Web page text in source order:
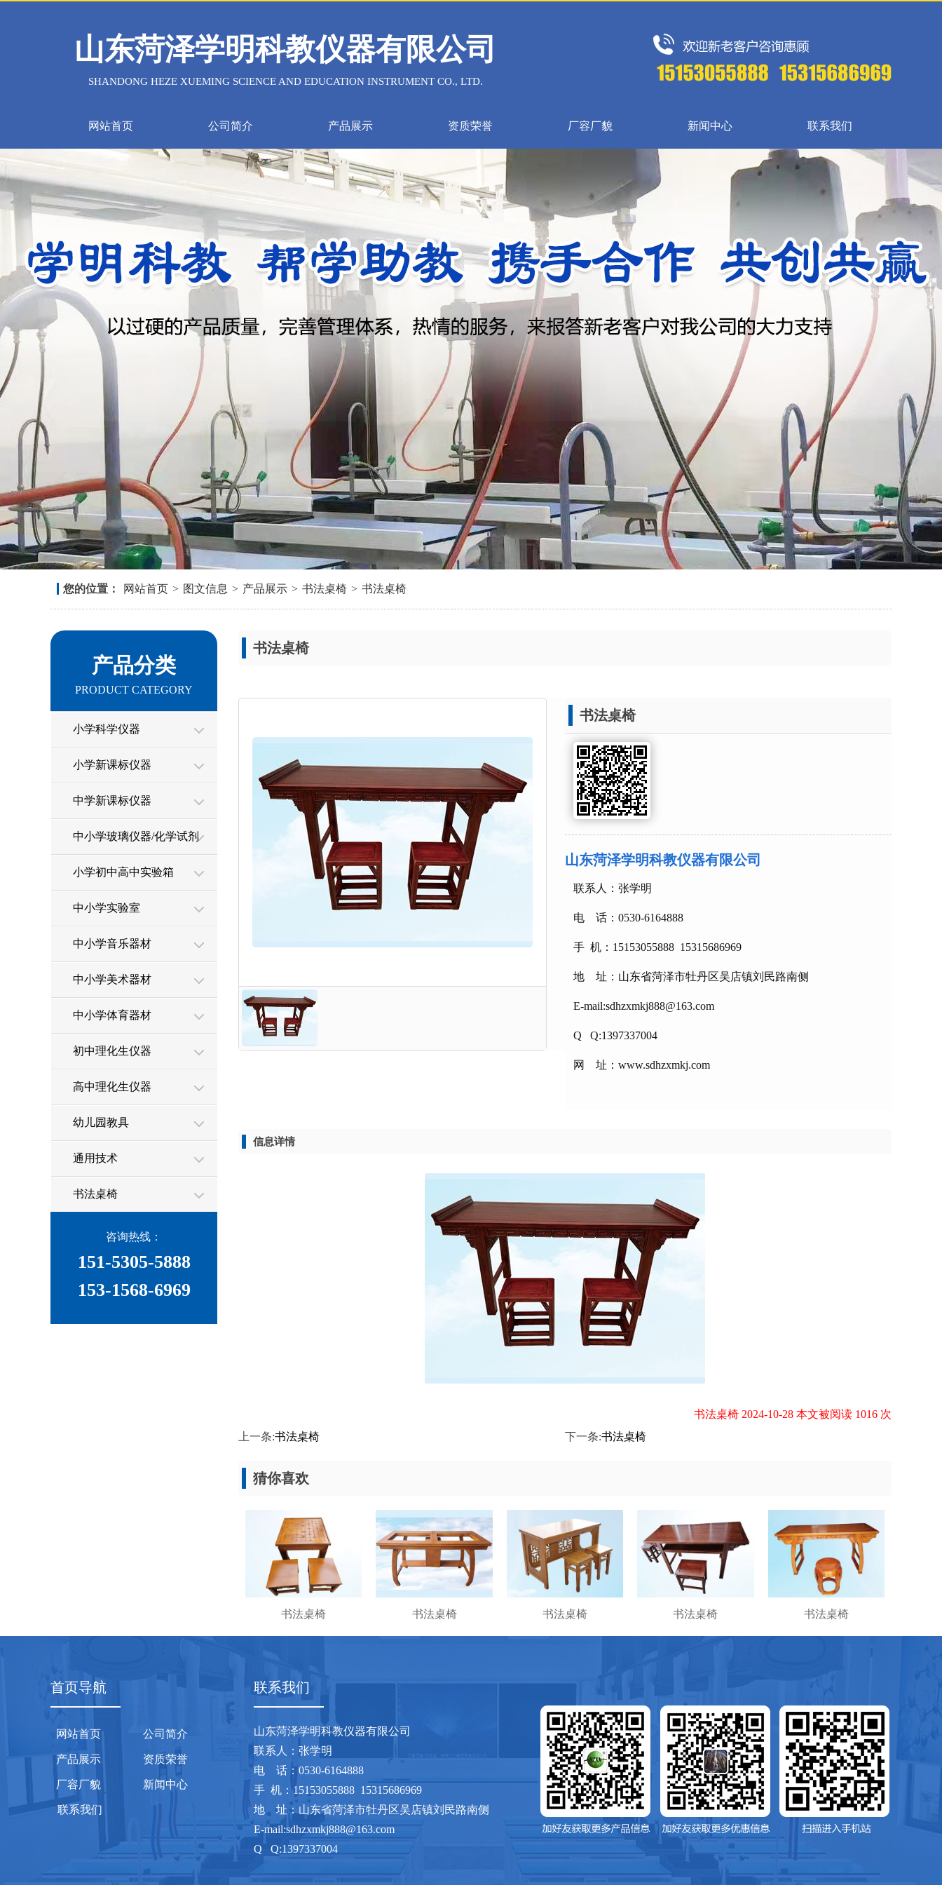
山东菏泽学明科教仪器有限公司
SHANDONG HEZE XUEMING SCIENCE AND EDUCATION INSTRUMENT CO., LTD.
网站首页 公司简介 产品展示 资质荣誉 厂容厂貌 新闻中心 联系我们
您的位置： 网站首页 > 图文信息 > 产品展示 > 书法桌椅 > 书法桌椅
产品分类
PRODUCT CATEGORY
小学科学仪器
小学新课标仪器
中学新课标仪器
中小学玻璃仪器/化学试剂
小学初中高中实验箱
中小学实验室
中小学音乐器材
中小学美术器材
中小学体育器材
初中理化生仪器
高中理化生仪器
幼儿园教具
通用技术
书法桌椅
咨询热线：
151-5305-5888
153-1568-6969
书法桌椅
书法桌椅
山东菏泽学明科教仪器有限公司
联系人：张学明
电 话：0530-6164888
手 机：15153055888 15315686969
地 址：山东省菏泽市牡丹区吴店镇刘民路南侧
E-mail:sdhzxmkj888@163.com
Q Q:1397337004
网 址：www.sdhzxmkj.com
信息详情
书法桌椅 2024-10-28 本文被阅读 1016 次
上一条:书法桌椅 下一条:书法桌椅
猜你喜欢
书法桌椅 书法桌椅 书法桌椅 书法桌椅 书法桌椅
首页导航
网站首页 公司简介
产品展示 资质荣誉
厂容厂貌 新闻中心
联系我们
联系我们
山东菏泽学明科教仪器有限公司
联系人：张学明
电 话：0530-6164888
手 机：15153055888 15315686969
地 址：山东省菏泽市牡丹区吴店镇刘民路南侧
E-mail:sdhzxmkj888@163.com
Q Q:1397337004